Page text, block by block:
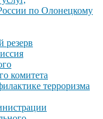
по Олонецкому
резерв
комитета
терроризма